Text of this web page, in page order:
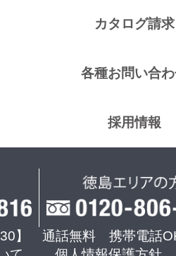
カタログ請求
各種お問い合
採用情報
30】 通話無料 携帯電話